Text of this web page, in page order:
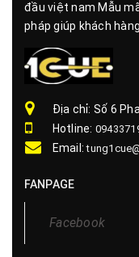
đầu việt nam Mẫu
pháp giúp khách hàng
Địa chỉ: Số 6
Hotline:
Email:
FANPAGE
Facebook